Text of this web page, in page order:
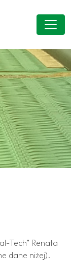
Tech” Renata
dane niżej).